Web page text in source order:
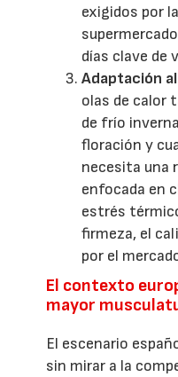
exigidos por
días clave de
Adaptación
olas de calor
de frío
floración y
necesita una
enfocada en
estrés
firmeza, el
por el
El contexto
mayor
El escenario
sin mirar a la